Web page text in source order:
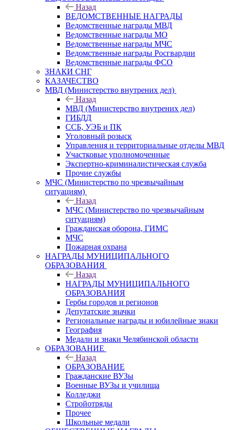
Назад
ВЕДОМСТВЕННЫЕ НАГРАДЫ
Ведомственные награды МВД
Ведомственные награды МО
Ведомственные награды МЧС
Ведомственные награды Росгвардии
Ведомственные награды ФСО
ЗНАКИ СНГ
КАЗАЧЕСТВО
МВД (Министерство внутрених дел)
Назад
МВД (Министерство внутрених дел)
ГИБДД
ССБ, УЭБ и ПК
Уголовный розыск
Управления и территориальные отделы МВД
Участковые уполномоченные
Экспертно-криминалистическая служба
Прочие службы
МЧС (Министерство по чрезвычайным
ситуациям)
Назад
МЧС (Министерство по чрезвычайным
ситуациям)
Гражданская оборона, ГИМС
МЧС
Пожарная охрана
НАГРАДЫ МУНИЦИПАЛЬНОГО
ОБРАЗОВАНИЯ
Назад
НАГРАДЫ МУНИЦИПАЛЬНОГО
ОБРАЗОВАНИЯ
Гербы городов и регионов
Депутатские значки
Региональные награды и юбилейные знаки
География
Медали и знаки Челябинской области
ОБРАЗОВАНИЕ
Назад
ОБРАЗОВАНИЕ
Гражданские ВУЗы
Военные ВУЗы и училища
Колледжи
Стройотряды
Прочее
Школьные медали